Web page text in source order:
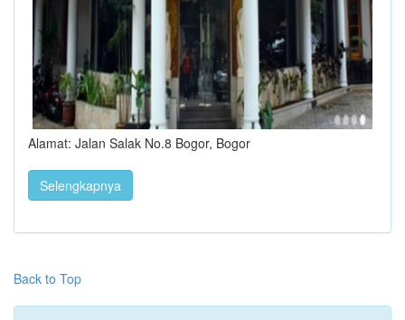
Alamat: Jalan Salak No.8 Bogor, Bogor
Selengkapnya
Back to Top